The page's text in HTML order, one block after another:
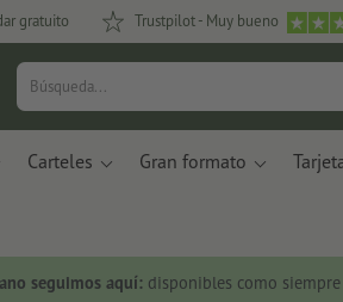
gratuito Trustpilot - Muy bueno
Carteles Gran formato
seguimos aquí: disponibles como siempre